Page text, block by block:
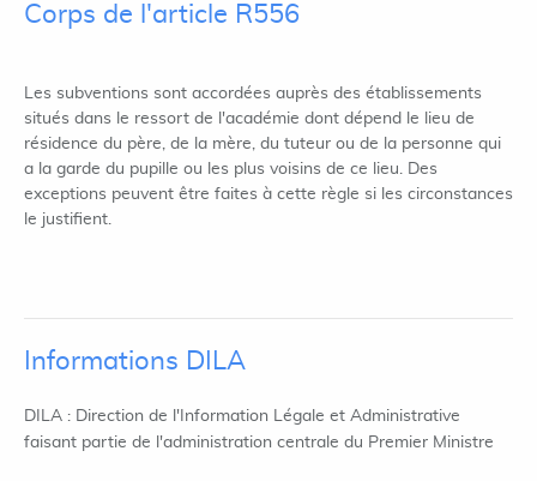
Corps de l'article R556
Les subventions sont accordées auprès des établissements
situés dans le ressort de l'académie dont dépend le lieu de
résidence du père, de la mère, du tuteur ou de la personne qui
a la garde du pupille ou les plus voisins de ce lieu. Des
exceptions peuvent être faites à cette règle si les circonstances
le justifient.
Informations DILA
DILA : Direction de l'Information Légale et Administrative
faisant partie de l'administration centrale du Premier Ministre